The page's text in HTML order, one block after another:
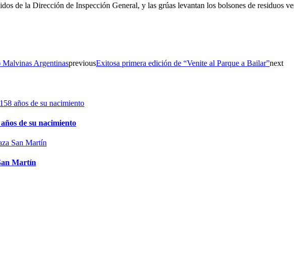
de la Dirección de Inspección General, y las grúas levantan los bolsones de residuos
Malvinas ArgentinaspreviousExitosa primera edición de “Venite al Parque a Bailar”next
de su nacimiento
Martín